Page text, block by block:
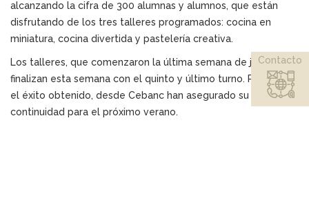
alcanzando la cifra de 300 alumnas y alumnos, que están
disfrutando de los tres talleres programados: cocina en
miniatura, cocina divertida y pastelería creativa.
Los talleres, que comenzaron la última semana de junio,
finalizan esta semana con el quinto y último turno. Pero visto
el éxito obtenido, desde Cebanc han asegurado su
continuidad para el próximo verano.
Contacto